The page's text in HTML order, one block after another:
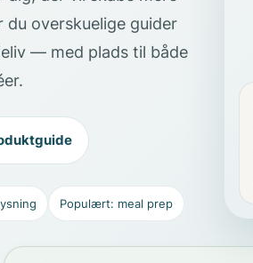
overskuelige guider
— med plads til både
Populært: meal prep